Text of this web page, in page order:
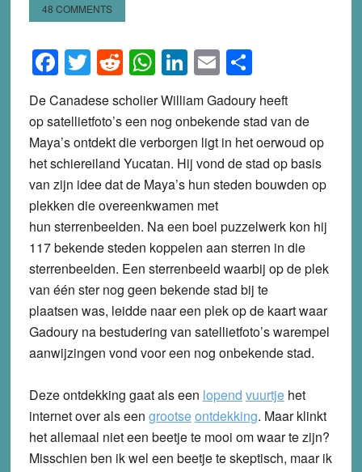
48 COMMENTS
Facebook
Twitter
Reddit
WhatsApp
LinkedIn
EmailShare
De Canadese scholier William Gadoury heeft
op satellietfoto’s een nog onbekende stad van de
Maya’s ontdekt die verborgen ligt in het oerwoud op
het schiereiland Yucatan. Hij vond de stad op basis
van zijn idee dat de Maya’s hun steden bouwden op
plekken die overeenkwamen met
hun sterrenbeelden. Na een boel puzzelwerk kon hij
117 bekende steden koppelen aan sterren in die
sterrenbeelden. Een sterrenbeeld waarbij op de plek
van één ster nog geen bekende stad bij te
plaatsen was, leidde naar een plek op de kaart waar
Gadoury na bestudering van satellietfoto’s warempel
aanwijzingen vond voor een nog onbekende stad.
Deze ontdekking gaat als een lopend vuurtjehet
internet over als een grootseontdekking. Maar klinkt
het allemaal niet een beetje te mooi om waar te zijn?
Misschien ben ik wel een beetje te skeptisch, maar ik